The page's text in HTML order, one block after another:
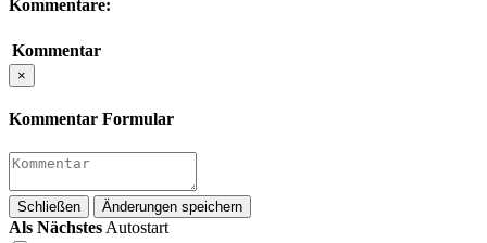
Kommentare:
Kommentar
×
Kommentar Formular
Schließen Änderungen speichern
Als NächstesAutostart